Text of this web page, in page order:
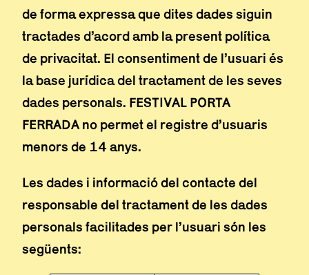
de forma expressa que dites dades siguin
tractades d’acord amb la present política
de privacitat. El consentiment de l’usuari és
la base jurídica del tractament de les seves
dades personals. FESTIVAL PORTA
FERRADA no permet el registre d’usuaris
menors de 14 anys.
Les dades i informació del contacte del
responsable del tractament de les dades
personals facilitades per l’usuari són les
següents: